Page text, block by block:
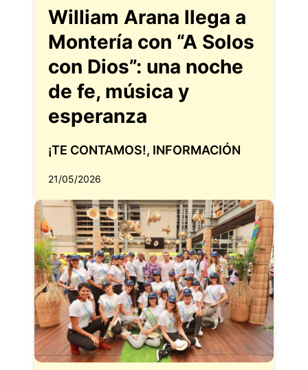
William Arana llega a
Montería con “A Solos
con Dios”: una noche
de fe, música y
esperanza
¡TE CONTAMOS!, INFORMACIÓN
21/05/2026